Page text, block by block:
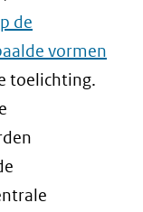
de
vormen
toelichting.